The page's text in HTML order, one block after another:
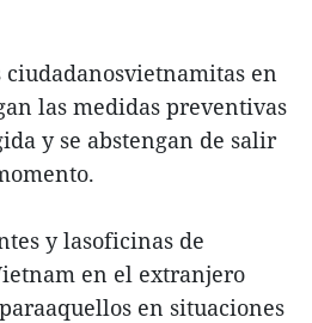
ciudadanosvietnamitas en
las medidas preventivas
y se abstengan de salir
y lasoficinas de
en el extranjero
en situaciones